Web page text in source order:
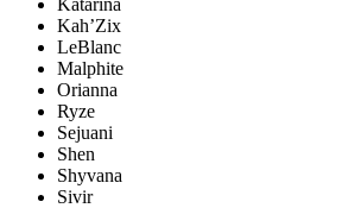
Kah’Zix
LeBlanc
Malphite
Orianna
Ryze
Sejuani
Shen
Shyvana
Sivir